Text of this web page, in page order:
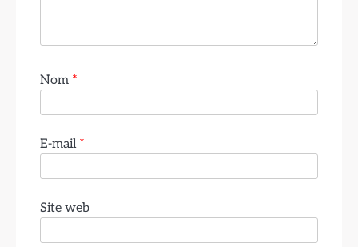
Nom *
E-mail *
Site web